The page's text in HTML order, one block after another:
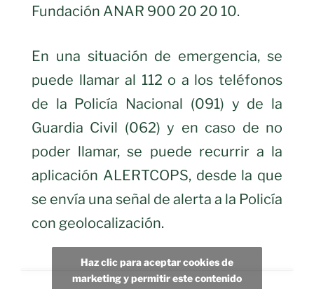
Fundación ANAR 900 20 20 10.
En una situación de emergencia, se
puede llamar al 112 o a los teléfonos
de la Policía Nacional (091) y de la
Guardia Civil (062) y en caso de no
poder llamar, se puede recurrir a la
aplicación ALERTCOPS, desde la que
se envía una señal de alerta a la Policía
con geolocalización.
Haz clic para aceptar cookies de
marketing y permitir este contenido